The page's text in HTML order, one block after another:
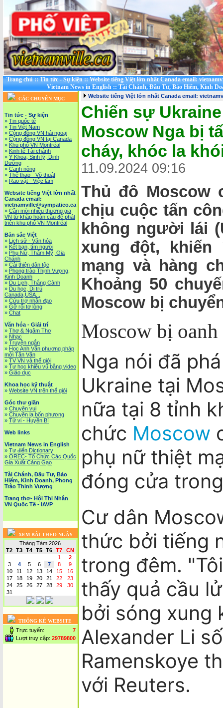
Trang chủ::Tin tức - Sự kiện::Website tiếng Việt lớn nhất Canada email:
Vietnam News in English::Tài Chánh, Đầu Tư, Bảo Hiểm, Kinh
CÁC CHUYÊN MỤC
Tin tức - Sự kiện
» Tin quốc tế
» Tin Việt Nam
» Cộng đồng VN hải ngoại
» Cộng đồng VN tại Canada
» Khu phố VN Montréal
» Kinh tế Tài chánh
» Y Khoa, Sinh lý, Dinh
Dưỡng
» Canh nông
» Thể thao - Võ thuật
» Rao vặt - Việc làm
Website tiếng Việt lớn nhất
Canada email:
vietnamville@sympatico.ca
» Cần mời nhiều thương gia
VN từ khắp hoàn cầu để phát
triễn khu phố VN Montréal
Bản sắc Việt
» Lịch sử - Văn hóa
» Kết bạn, tìm người
» Phụ Nữ, Thẩm Mỹ, Gia
Chánh
» Cải thiện dân tộc
» Phong trào Thịnh Vượng,
Kinh Doanh
» Du Lịch, Thắng Cảnh
» Du học, Di trú
Canada,USA...
» Cứu trợ nhân đạo
» Gỡ rối tơ lòng
» Chat
Văn hóa - Giải trí
» Thơ & Ngâm Thơ
» Nhạc
» Truyện ngắn
» Học Anh Văn phương pháp
mới Tân Văn
» TV VN và thế giới
» Tự học khiêu vũ bằng video
» Giáo dục
Khoa học kỹ thuật
» Website VN trên thế giói
Góc thư giãn
» Chuyện vui
» Chuyện lạ bốn phương
» Tử vi - Huyền Bí
Web links
Vietnam News in English
» Tự điển Dictionary
» OREC- Tố Chức Các Quốc
Gia Xuất Cảng Gạo
Tài Chánh, Đầu Tư, Bảo
Hiểm, Kinh Doanh, Phong
Trào Thịnh Vượng
Trang thơ- Hội Thi Nhân
VN Quốc Tế - IAVP
XEM BÀI THEO NGÀY
Tháng Tám 2026
T2
T3 T4 T5 T6 T7
CN
1
2
3
4 5 6 7 8
9
10
11 12 13 14 15
16
17
18 19 20 21 22
23
24
25 26 27 28 29
30
31
THỐNG KÊ WEBSITE
Trực tuyến:
7
Lượt truy cập: 29789800
Website tiếng Việt lớn nhất Canada email:
Chiến sự
Moscow Nga bị
cháy, khóc la
11.09.2024 09:16
Thủ đô Moscow
chịu cuộc tấn
không người lái
xung đột,
mạng và hàng
Khoảng 50
Moscow bị
Moscow bị oanh
Nga nói đã
Ukraine tại
nữa tại 8 tỉnh
chức Moscow
phụ nữ thiệt
đóng cửa
Cư dân
thức bởi tiếng
trong đêm.
thấy quả cầu
bởi sóng xung
Alexander Li
Ramenskoye
với Reuters.